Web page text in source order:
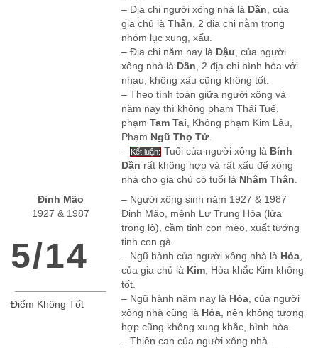
– Địa chi người xông nhà là Dần , của
gia chủ là Thân , 2 địa chi nằm trong
nhóm lục xung, xấu.
– Địa chi năm nay là Dậu , của người
xông nhà là Dần , 2 địa chi bình hòa với
nhau, không xấu cũng không tốt.
– Theo tính toán giữa người xông và
năm nay thì không phạm Thái Tuế,
phạm Tam Tai , Không phạm Kim Lâu,
Phạm Ngũ Thọ Tử.
– Kết luận: Tuổi của người xông là Bính
Dần rất không hợp và rất xấu để xông
nhà cho gia chủ có tuổi là Nhâm Thân
Đinh Mão
1927 & 1987
5/14
Điểm Không Tốt
– Người xông sinh năm 1927 & 1987
Đinh Mão, mệnh Lư Trung Hỏa (lửa
trong lò), cầm tinh con mèo, xuất tướng
tinh con gà.
– Ngũ hành của người xông nhà là Hỏa
của gia chủ là Kim , Hỏa khắc Kim không
tốt.
– Ngũ hành năm nay là Hỏa , của người
xông nhà cũng là Hỏa , nên không tương
hợp cũng không xung khắc, bình hòa.
– Thiên can của người xông nhà